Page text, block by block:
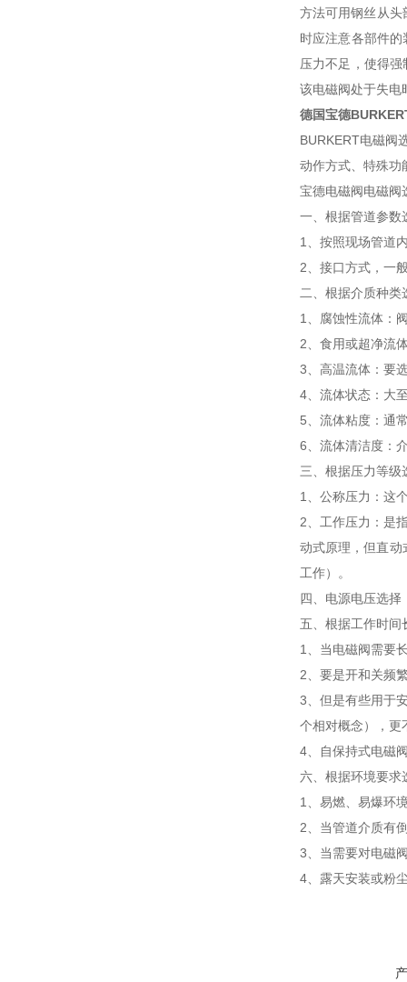
方法可用钢丝从头
时应注意各部件
压力不足，使得
该电磁阀处于失电
德国宝德
BURKERT电磁阀
动作方式、特殊功
宝德电磁阀电磁阀
一、根据管道参数
1、按照现场管道
2、接口方式，一
二、根据介质种
1、腐蚀性流体：
2、食用或超净流
3、高温流体：要
4、流体状态：大
5、流体粘度：通
6、流体清洁度：
三、根据压力等级
1、公称压力：这
2、工作压力：是
动式原理，但直动
工作）。
四、电源电压选择
五、根据工作时间
1、当电磁阀需要
2、要是开和关频
3、但是有些用于
个相对概念），更
4、自保持式电磁
六、根据环境要求
1、易燃、易爆环
2、当管道介质有
3、当需要对电磁
4、露天安装或粉